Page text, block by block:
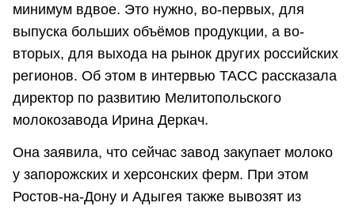
минимум вдвое. Это нужно, во-первых, для
выпуска больших объёмов продукции, а во-
вторых, для выхода на рынок других российских
регионов. Об этом в интервью ТАСС рассказала
директор по развитию Мелитопольского
молокозавода Ирина Деркач.
Она заявила, что сейчас завод закупает молоко
у запорожских и херсонских ферм. При этом
Ростов-на-Дону и Адыгея также вывозят из